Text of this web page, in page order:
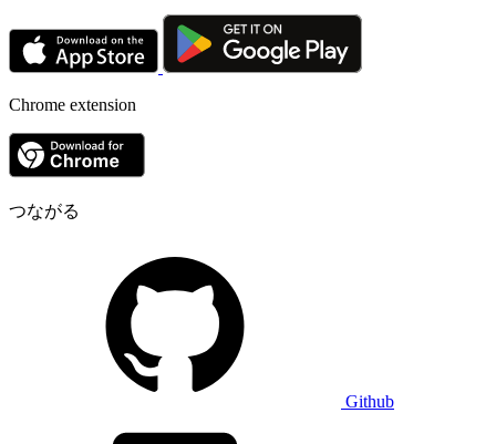
Chrome extension
つながる
Github